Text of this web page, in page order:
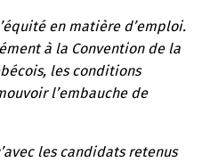
en matière d’emploi.
à la Convention de la
les conditions
l’embauche de
les candidats retenus